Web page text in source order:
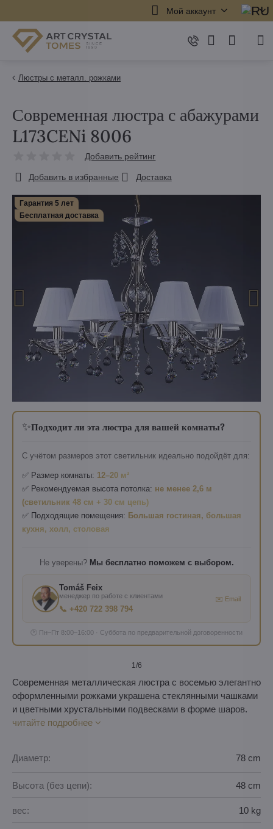
Мой аккаунт
Люстры с металл. рoжкaми
Гарантия 5 лет
Бесплатная доставка
✨Подходит ли эта люстра для вашей комнаты?
С учётом размеров этот светильник идеально подойдёт для:
✅ Размер комнаты: 12–20 м²
✅ Рекомендуемая высота потолка: не менее 2,6 м
(светильник 48 см + 30 см цепь)
✅ Подходящие помещения: Большая гостиная, большая
кухня, холл, столовая
Не уверены? Мы бесплатно поможем с выбором.
Tomáš Feix
менеджер по работе с клиентами
📞 +420 722 398 794
✉️ Email
🕐 Пн–Пт 8:00–16:00 · Суббота по предварительной договоренности
1/6
Современная люстра с абажурами
L173CENi 8006
Добавить рейтинг
Добавить в избранные Доставка
Современная металлическая люстра с восемью элегантно
оформленными рожками украшена стеклянными чашками
и цветными хрустальными подвесками в форме шаров.
читайте подробнее
Диаметр: 78 cm
Высота (без цепи): 48 cm
вес: 10 kg